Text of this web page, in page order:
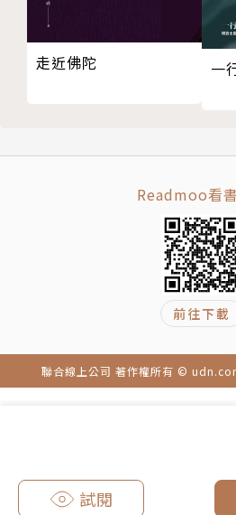
試閱
本書以13月亮共時曆作為架構
活上、關係上，講生命的二十
一個校準的練習方法。
台灣大學工管系畢業，英國伯
政經學院財務暨會計碩士，曾
理、瑞士銀行助理副總裁。
雖然童年時期對生命起源早有
來？要往何處去？」，仍然循
入世俗標準的「人生勝利組」
己。隨著生命之流的共時帶領
聖地之旅策劃者與國際領隊，
林天愛氣功亞洲區主辦方，製
讀」，將靈性融入日常生活中
秘魯死藤水儀式
7. 變革：危機就是轉機──藍風
當生活中遇見風暴
「黃人」就是我們每一個人
9. 身體：開啟生命原動力──紅
墨西哥國徽上的鷹與蛇
10. 反射：外境即是內鏡──白
電影中的鏡子
照見內在真實的白鏡波聖地之旅
12. 種下意圖的種子，讓生命
走近佛陀 一
Readmoo看
前往下載
聯合線上公司 著作權所有 ©